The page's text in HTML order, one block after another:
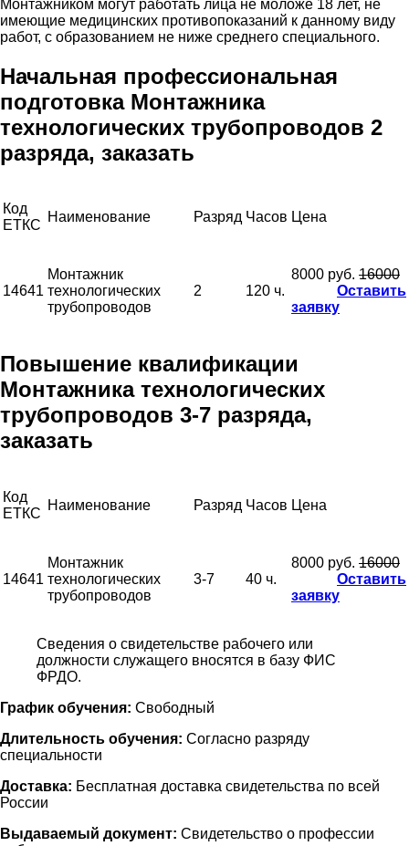
Монтажником могут работать лица не моложе 18 лет, не
имеющие медицинских противопоказаний к данному виду
работ, с образованием не ниже среднего специального.
Начальная профессиональная
подготовка Монтажника
технологических трубопроводов 2
разряда, заказать
Код
ЕТКС
Наименование Разряд Часов Цена
14641
Монтажник
технологических
трубопроводов
2 120 ч.
8000 руб. 16000
Оставить
заявку
Повышение квалификации
Монтажника технологических
трубопроводов 3-7 разряда,
заказать
Код
ЕТКС
Наименование Разряд Часов Цена
14641
Монтажник
технологических
трубопроводов
3-7 40 ч.
8000 руб. 16000
Оставить
заявку
Сведения о свидетельстве рабочего или
должности служащего вносятся в базу ФИС
ФРДО.
График обучения: Свободный
Длительность обучения: Согласно разряду
специальности
Доставка: Бесплатная доставка свидетельства по всей
России
Выдаваемый документ: Свидетельство о профессии